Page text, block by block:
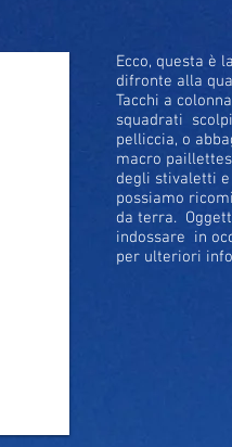
Ecco, questa è
difronte alla
Tacchi a
squadrati
pelliccia, o
macro
degli stivaletti
possiamo
da terra.
indossare in
per ulteriori